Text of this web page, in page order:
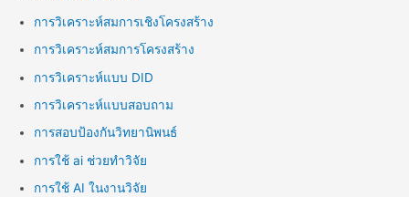
การวิเคราะห์สมการเชิงโครงสร้าง
การวิเคราะห์สมการโครงสร้าง
การวิเคราะห์แบบ DID
การวิเคราะห์แบบสอบถาม
การสอบป้องกันวิทยานิพนธ์
การใช้ ai ช่วยทำวิจัย
การใช้ AI ในงานวิจัย